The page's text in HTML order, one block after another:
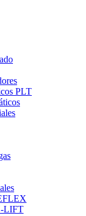
PLT
LIFT